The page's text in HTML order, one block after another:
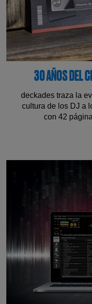
30 AÑOS DEL
deckades traza la
cultura de los DJ a
con 42